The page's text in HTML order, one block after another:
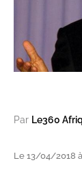
Par Le360
Le 13/04/2018